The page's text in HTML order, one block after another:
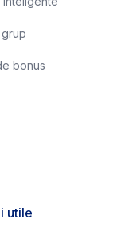
bonus
utile